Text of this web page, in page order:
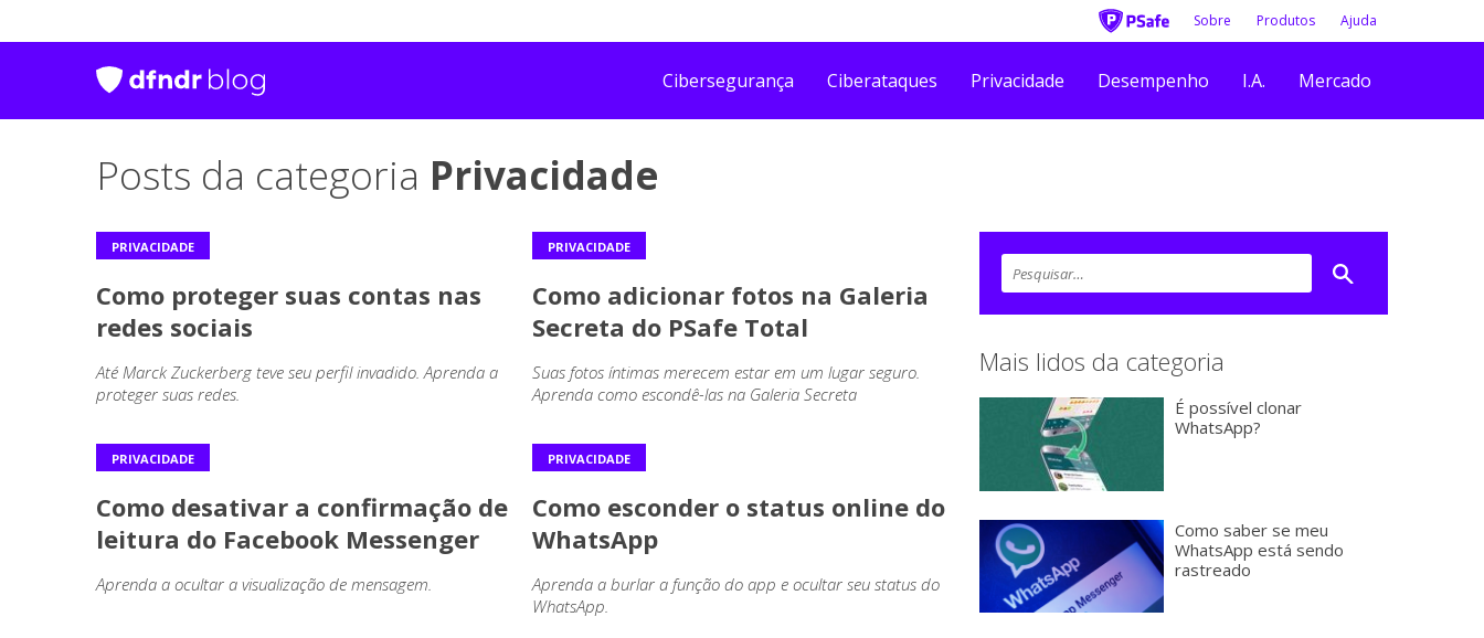
Sobre Produtos Ajuda
Cibersegurança Ciberataques Privacidade Desempenho I.A. Mercado
Posts da categoria Privacidade
PRIVACIDADE
Como proteger suas contas nas
redes sociais
Até Marck Zuckerberg teve seu perfil invadido. Aprenda a
proteger suas redes.
PRIVACIDADE
Como adicionar fotos na Galeria
Secreta do PSafe Total
Suas fotos íntimas merecem estar em um lugar seguro.
Aprenda como escondê-las na Galeria Secreta
PRIVACIDADE
Como desativar a confirmação de
leitura do Facebook Messenger
Aprenda a ocultar a visualização de mensagem.
PRIVACIDADE
Como esconder o status online do
WhatsApp
Aprenda a burlar a função do app e ocultar seu status do
WhatsApp.
Mais lidos da categoria
É possível clonar
WhatsApp?
Como saber se meu
WhatsApp está sendo
rastreado